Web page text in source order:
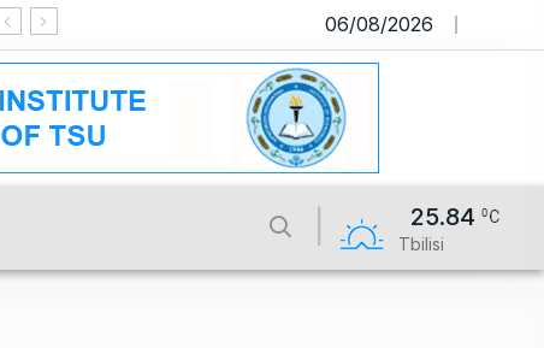
საიტი მუშაობს სატესტო რეჟიმში
06/08/2026
25.84
Tbilisi